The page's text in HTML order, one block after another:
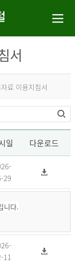
서
료 이용지침서
일 다운로드
29
니다.
11